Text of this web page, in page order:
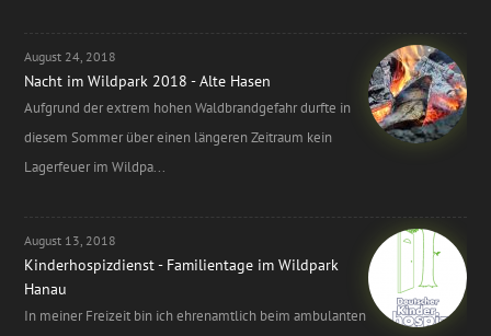
August 24, 2018
Nacht im Wildpark 2018 - Alte Hasen
Aufgrund der extrem hohen Waldbrandgefahr durfte in
diesem Sommer über einen längeren Zeitraum kein
Lagerfeuer im Wildpa...
August 13, 2018
Kinderhospizdienst - Familientage im Wildpark
Hanau
In meiner Freizeit bin ich ehrenamtlich beim ambulanten